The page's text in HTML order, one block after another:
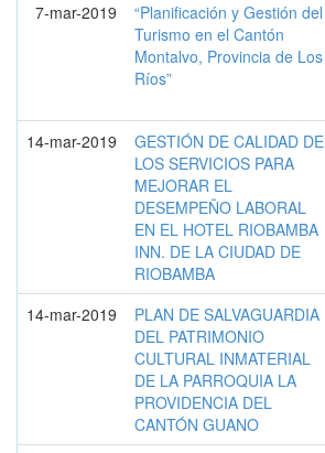
7-mar-2019
“Planificación y Gestión del
Turismo en el Cantón
Montalvo, Provincia de Los
Ríos”
14-mar-2019
GESTIÓN DE CALIDAD DE
LOS SERVICIOS PARA
MEJORAR EL
DESEMPEÑO LABORAL
EN EL HOTEL RIOBAMBA
INN. DE LA CIUDAD DE
RIOBAMBA
14-mar-2019
PLAN DE SALVAGUARDIA
DEL PATRIMONIO
CULTURAL INMATERIAL
DE LA PARROQUIA LA
PROVIDENCIA DEL
CANTÓN GUANO